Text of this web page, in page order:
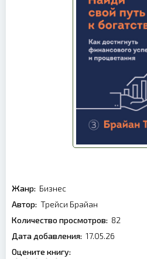
Жанр: Бизнес
Автор: Трейси Брайан
Количество просмотров: 82
Дата добавления: 17.05.26
Оцените книгу: